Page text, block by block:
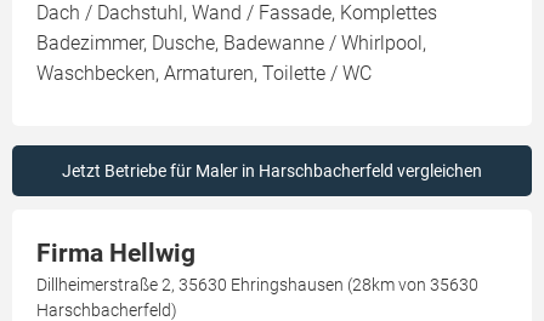
Dach / Dachstuhl, Wand / Fassade, Komplettes
Badezimmer, Dusche, Badewanne / Whirlpool,
Waschbecken, Armaturen, Toilette / WC
Jetzt Betriebe für Maler in Harschbacherfeld vergleichen
Firma Hellwig
Dillheimerstraße 2, 35630 Ehringshausen (28km von 35630
Harschbacherfeld)